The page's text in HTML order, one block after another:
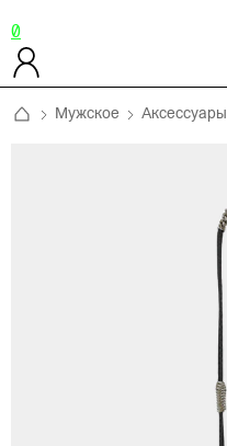
0
Мужское Аксессуары